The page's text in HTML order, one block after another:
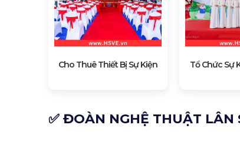
Cho Thuê Thiết Bị Sự Kiện Tổ Chức Sự
✅ ĐOÀN NGHỆ THUẬT LÂN